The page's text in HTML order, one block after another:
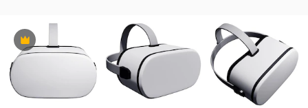
Premium